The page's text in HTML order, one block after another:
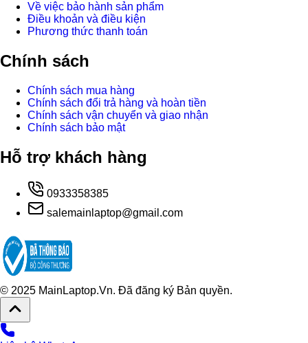
Về việc bảo hành sản phẩm
Điều khoản và điều kiện
Phương thức thanh toán
Chính sách
Chính sách mua hàng
Chính sách đổi trả hàng và hoàn tiền
Chính sách vận chuyển và giao nhận
Chính sách bảo mật
Hỗ trợ khách hàng
0933358385
salemainlaptop@gmail.com
© 2025 MainLaptop.Vn. Đã đăng ký Bản quyền.